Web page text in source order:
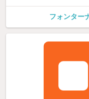
フォンター